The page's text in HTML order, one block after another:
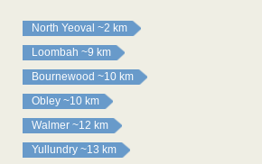
North Yeoval ~2 km
Loombah ~9 km
Bournewood ~10 km
Obley ~10 km
Walmer ~12 km
Yullundry ~13 km